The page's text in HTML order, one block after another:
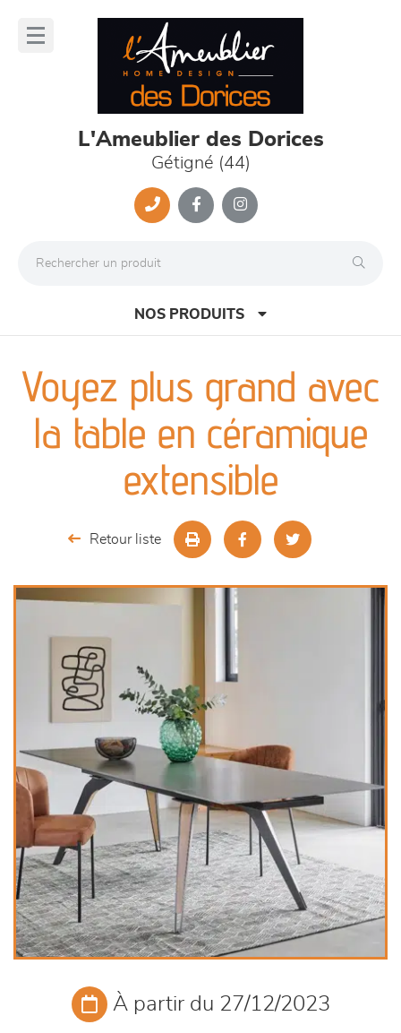
L'Ameublier des Dorices
Gétigné (44)
NOS PRODUITS
canapés et fauteuils
séjours
chambres et dressing
literie
outdoor
décoration
Voyez plus grand avec
la table en céramique
extensible
Retour liste
À partir du 27/12/2023